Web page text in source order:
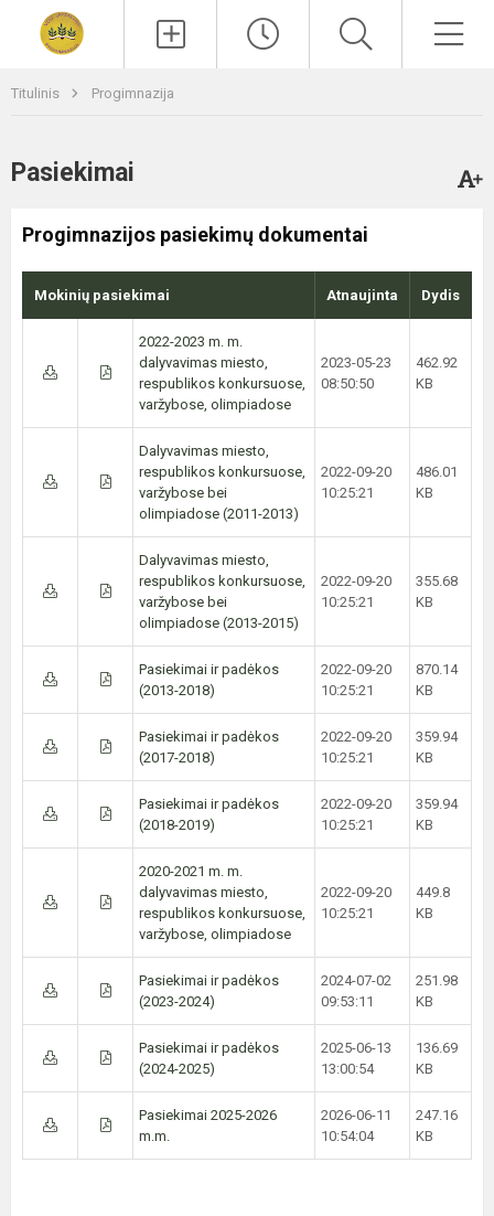
Titulinis Progimnazija
Pasiekimai
Progimnazijos pasiekimų dokumentai
Mokinių pasiekimai Atnaujinta Dydis
2022-2023 m. m.
dalyvavimas miesto,
respublikos konkursuose,
varžybose, olimpiadose
2023-05-23
08:50:50
462.92
KB
Dalyvavimas miesto,
respublikos konkursuose,
varžybose bei
olimpiadose (2011-2013)
2022-09-20
10:25:21
486.01
KB
Dalyvavimas miesto,
respublikos konkursuose,
varžybose bei
olimpiadose (2013-2015)
2022-09-20
10:25:21
355.68
KB
Pasiekimai ir padėkos
(2013-2018)
2022-09-20
10:25:21
870.14
KB
Pasiekimai ir padėkos
(2017-2018)
2022-09-20
10:25:21
359.94
KB
Pasiekimai ir padėkos
(2018-2019)
2022-09-20
10:25:21
359.94
KB
2020-2021 m. m.
dalyvavimas miesto,
respublikos konkursuose,
varžybose, olimpiadose
2022-09-20
10:25:21
449.8
KB
Pasiekimai ir padėkos
(2023-2024)
2024-07-02
09:53:11
251.98
KB
Pasiekimai ir padėkos
(2024-2025)
2025-06-13
13:00:54
136.69
KB
Pasiekimai 2025-2026
m.m.
2026-06-11
10:54:04
247.16
KB